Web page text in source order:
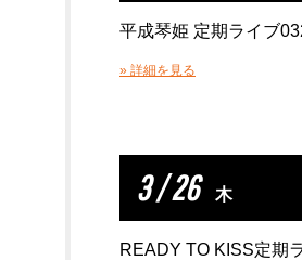
平成琴姫 定期ライブ
» 詳細を見る
3 / 26 木
READY TO KISS定期